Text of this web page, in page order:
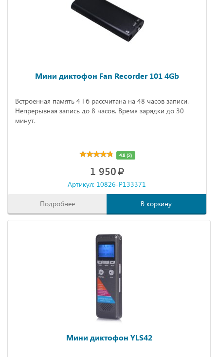
Мини диктофон Fan Recorder 101 4Gb
Встроенная память 4 Гб рассчитана на 48 часов записи.
Непрерывная запись до 8 часов. Время зарядки до 30
минут.
4.8 (2)
1 950
Артикул: 10826-P133371
Подробнее В корзину
Мини диктофон YLS42